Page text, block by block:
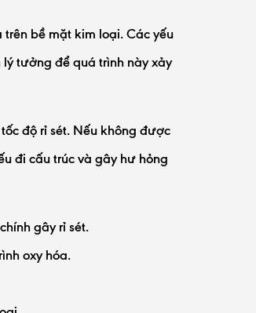
trên bề mặt kim loại. Các yếu
tưởng để quá trình này xảy
độ rỉ sét. Nếu không được
đi cấu trúc và gây hư hỏng
gây rỉ sét.
oxy hóa.